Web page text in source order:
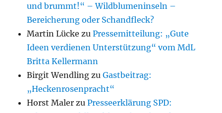
und brummt!“ – Wildblumeninseln –
Bereicherung oder Schandfleck?
Martin Lücke zuPressemitteilung: „Gute
Ideen verdienen Unterstützung“ vom MdL
Britta Kellermann
Birgit Wendling zuGastbeitrag:
„Heckenrosenpracht“
Horst Maler zuPresseerklärung SPD: